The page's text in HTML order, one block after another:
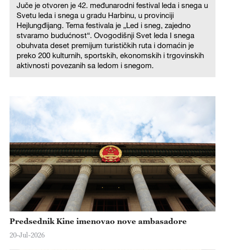
Juče je otvoren je 42. međunarodni festival leda i snega u
Svetu leda i snega u gradu Harbinu, u provinciji
Hejlungđijang. Tema festivala je „Led i sneg, zajedno
stvaramo budućnost“. Ovogodišnji Svet leda I snega
obuhvata deset premijum turističkih ruta i domaćin je
preko 200 kulturnih, sportskih, ekonomskih i trgovinskih
aktivnosti povezanih sa ledom i snegom.
Predsednik Kine imenovao nove ambasadore
20-Jul-2026